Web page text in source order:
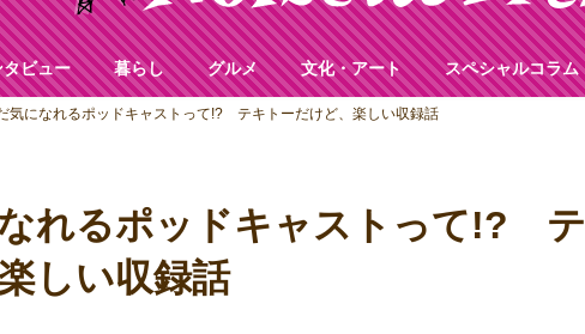
ビュー 暮らし グルメ 文化・アート スペシャルコラム
気になれるポッドキャストって!? テキトーだけど、楽しい収録話
れるポッドキャストって!? テ
しい収録話